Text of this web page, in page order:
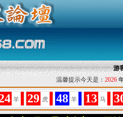
游
温馨提示今天是： 2026